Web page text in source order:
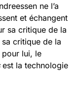
ne l’a
et échangent
sa critique de la
critique de la
pour lui, le
est la technologie